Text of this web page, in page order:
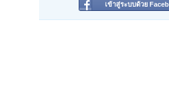
เข้าสู่ระบบด้วย